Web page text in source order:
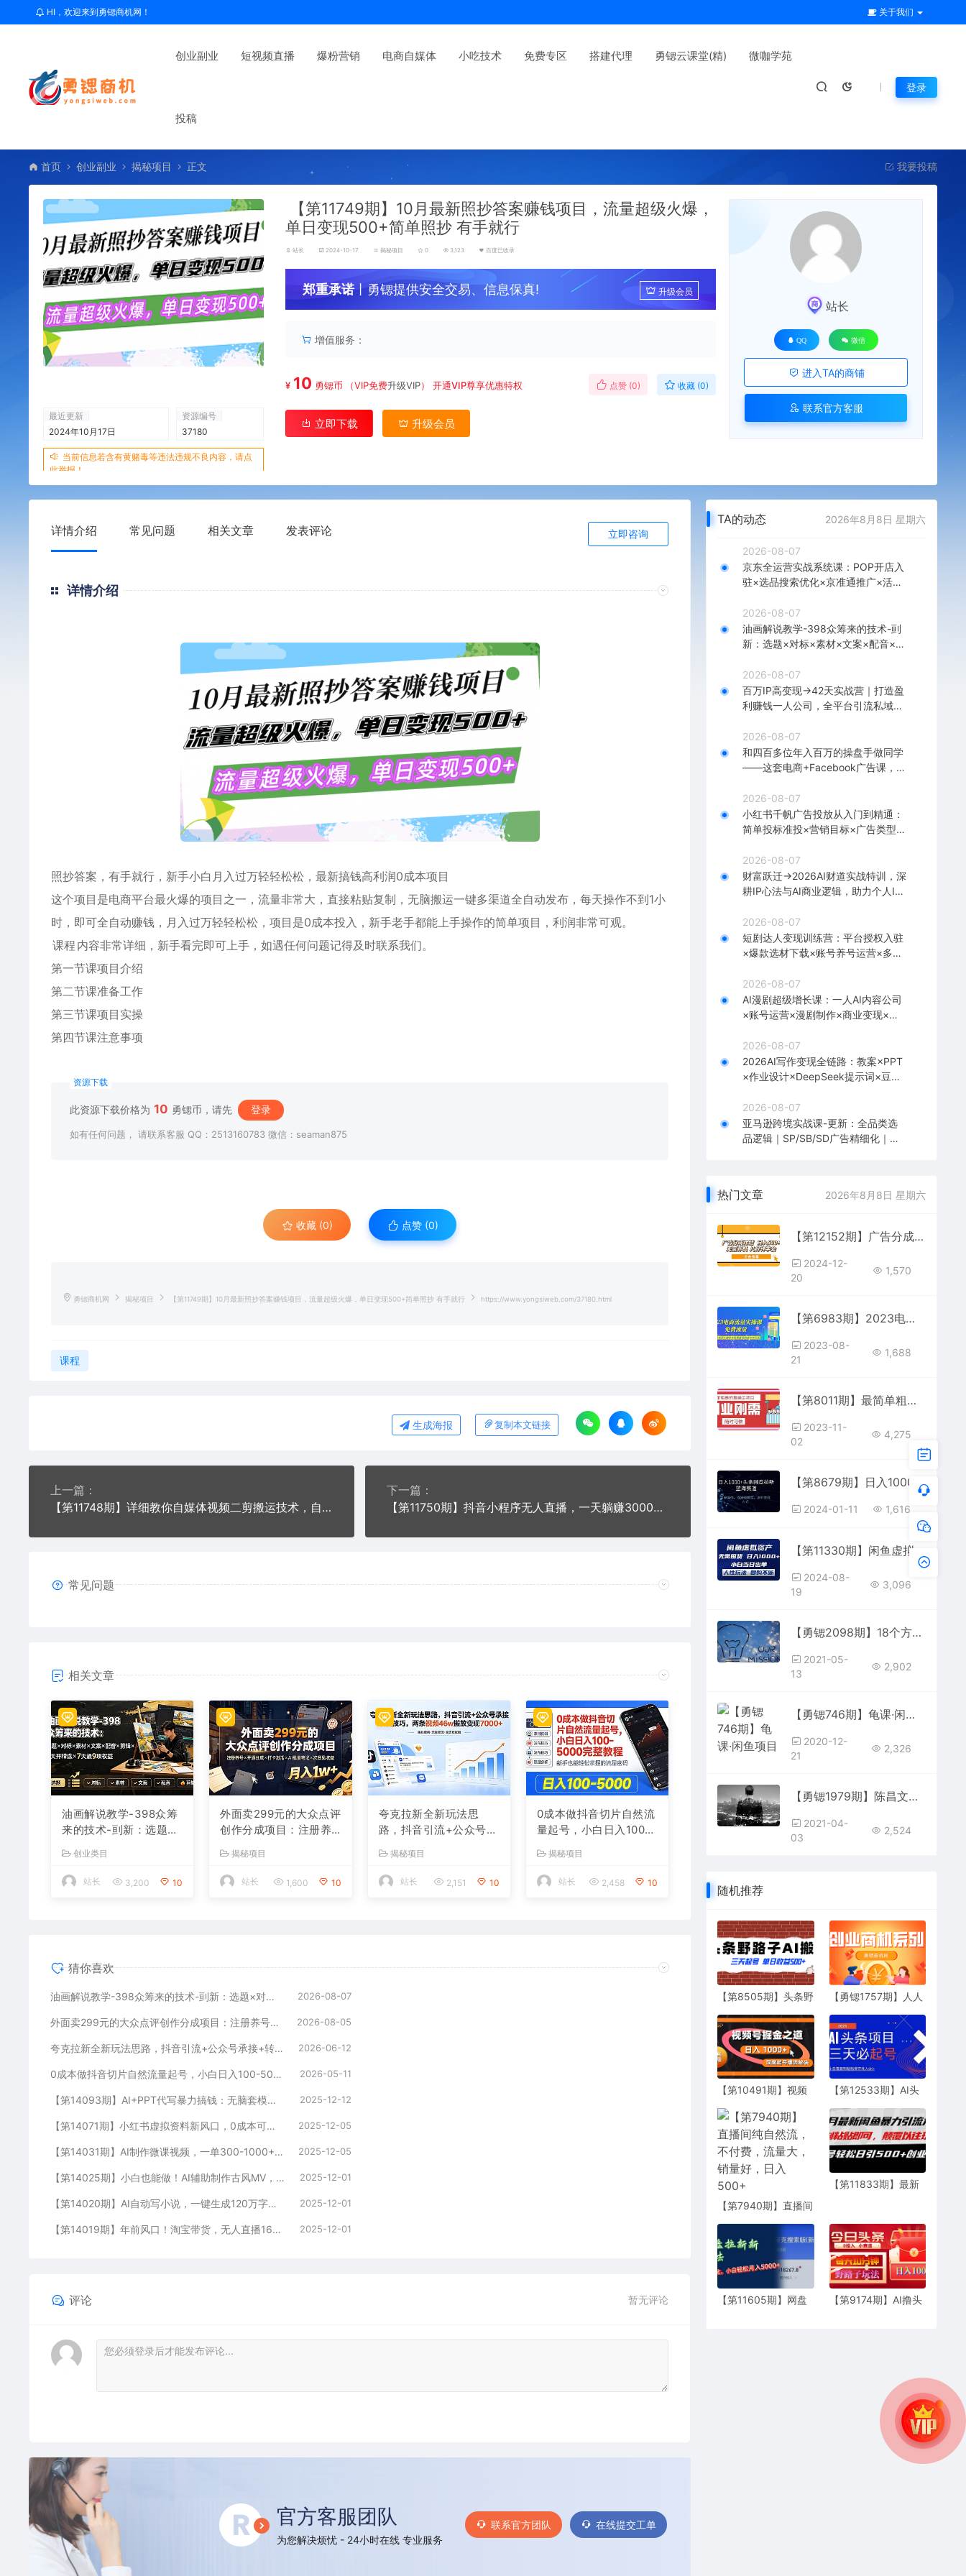
HI，欢迎来到勇锶商机网！ 关于我们
创业副业 短视频直播 爆粉营销 电商自媒体 小吃技术 免费专区 搭建代理 勇锶云课堂(精) 微咖学苑
投稿
登录
首页 创业副业 揭秘项目 正文 我要投稿
最近更新
2024年10月17日
资源编号
37180
当前信息若含有黄赌毒等违法违规不良内容，请点
此举报！
【第11749期】10月最新照抄答案赚钱项目，流量超级火爆，
单日变现500+简单照抄 有手就行
站长 2024-10-17 揭秘项目 0 3,123 百度已收录
郑重承诺丨勇锶提供安全交易、信息保真! 升级会员
增值服务：
¥ 10 勇锶币 （VIP免费升级VIP）开通VIP尊享优惠特权 点赞 (0) 收藏 (0)
立即下载 升级会员
站长
QQ 微信
进入TA的商铺
联系官方客服
详情介绍 常见问题 相关文章 发表评论 立即咨询
详情介绍
照抄答案，有手就行，新手小白月入过万轻轻松松，最新搞钱高利润0成本项目
这个项目是电商平台最火爆的项目之一，流量非常大，直接粘贴复制，无脑搬运一键多渠道全自动发布，每天操作不到1小
时，即可全自动赚钱，月入过万轻轻松松，项目是0成本投入，新手老手都能上手操作的简单项目，利润非常可观。
课程 内容非常详细，新手看完即可上手，如遇任何问题记得及时联系我们。
第一节课项目介绍
第二节课准备工作
第三节课项目实操
第四节课注意事项
资源下载
此资源下载价格为 10 勇锶币，请先 登录
如有任何问题， 请联系客服 QQ：2513160783 微信：seaman875
收藏 (0) 点赞 (0)
勇锶商机网 揭秘项目 【第11749期】10月最新照抄答案赚钱项目，流量超级火爆，单日变现500+简单照抄 有手就行 https://www.yongsiweb.com/37180.html
课程
生成海报 复制本文链接
上一篇：
【第11748期】详细教你自媒体视频二剪搬运技术，自己加工100%过原创，无脑搬运
下一篇：
【第11750期】抖音小程序无人直播，一天躺赚3000+，0粉手机可搭建
常见问题
相关文章
油画解说教学-398众筹
来的技术-刯新：选题×
剪辑×2天开精选×7天通
9项权益
创业类目
站长 3,200 10
外面卖299元的大众点评
创作分成项目：注册养
×AI批量笔记×次日见收
益，月入1w+
揭秘项目
站长 1,600 10
夸克拉新全新玩法思
路，抖音引流+公众号承
46w播放 变现7000+
揭秘项目
站长 2,151 10
0成本做抖音切片自然流
量起号，小白日入100-5
揭秘项目
站长 2,458 10
猜你喜欢
油画解说教学-398众筹来的技术-刯新：选题×对标×素材×文案×配音×剪辑×2天开精选×7天通9项权益 2026-08-07
外面卖299元的大众点评创作分成项目：注册养号×开通分成×打卡激活×AI批量笔记×次日见收益，月入1w+ 2026-08-05
夸克拉新全新玩法思路，抖音引流+公众号承接+转化技巧，两条视频46w播放 变现7000+ 2026-06-12
0成本做抖音切片自然流量起号，小白日入100-5000 2026-05-11
【第14093期】AI+PPT代写暴力搞钱：无脑套模板月入2万+，月入1-3万实战手册 2025-12-12
【第14071期】小红书虚拟资料新风口，0成本可复制，一人多店跑出稳定1000+玩法 2025-12-05
【第14031期】AI制作微课视频，一单300-1000+，蓝海项目，单子做不完，提供接单渠道！ 2025-12-05
【第14025期】小白也能做！AI辅助制作古风MV，小红薯一单100 2025-12-01
【第14020期】AI自动写小说，一键生成120万字，普通人每月也能躺赚2w+ 2025-12-01
【第14019期】年前风口！淘宝带货，无人直播160小时卖了6万！ 2025-12-01
评论 暂无评论
官方客服团队
为您解决烦忧 - 24小时在线 专业服务
联系官方团队 在线提交工单
TA的动态 2026年8月8日 星期六
2026-08-07
京东全运营实战系统课：POP开店入
驻×选品搜索优化×京准通推广×活动
2026-08-07
油画解说教学-398众筹来的技术-刯
新：选题×对标×素材×文案×配音×剪
2026-08-07
百万IP高变现→42天实战营｜打造盈
利赚钱一人公司，全平台引流私域转
2026-08-07
和四百多位年入百万的操盘手做同学
——这套电商+Facebook广告课，让
2026-08-07
小红书千帆广告投放从入门到精通：
简单投标准投×营销目标×广告类型×
2026-08-07
财富跃迁→2026AI财道实战特训，深
耕IP心法与AI商业逻辑，助力个人IP
2026-08-07
短剧达人变现训练营：平台授权入驻
×爆款选材下载×账号养号运营×多平
2026-08-07
AI漫剧超级增长课：一人AI内容公司
×账号运营×漫剧制作×商业变现×从0
2026-08-07
2026AI写作变现全链路：教案×PPT
×作业设计×DeepSeek提示词×豆包
賺钱
2026-08-07
亚马逊跨境实战课-更新：全品类选
品逻辑｜SP/SB/SD广告精细化｜新
热门文章 2026年8月8日 星期六
【第12152期】广告分成计划 日入500+ 无需养机 几分钟学会
2024-12-
20
1,570
【第6983期】2023电商流量实操课-免费流量，学会可收获正确打开免费流量的技巧和方法
2023-08-
21
1,688
【第8011期】最简单粗暴的撸美金项目 会打字就能轻松赚美金
2023-11-
02
4,275
【第8679期】日入1000+头条网盘拉新蓝海赛道，简单操作，保姆级教程，多种变现方式
2024-01-11 1,616
2024-08-
19
3,096
【勇锶2098期】18个方法帮你提升用户忠诚度，让用户对你的产品着迷
2021-05-
13
2,902
【勇锶746期】龟课·闲鱼项目玩法实战班第12期，操作10天左右利润有8000元细节玩法
2020-12-
21
2,326
【勇锶1979期】陈昌文创业 创业就是搞流量
2021-04-
03
2,524
随机推荐
【第8505期】头条野
实类超级蓝海项目
【勇锶1757期】人人
到实战21天从区块链
“小白”到资深
wanjia(20节视频)
【第10491期】视频
析起号爆流秘诀，轻
松实现日入 1000+
【第12533期】AI头
创情感故事，每天搬
砖10分钟
【第7940期】直播间
流量大，销量好，日
入500+
【第11833期】最新
玩法 单号轻松日引
500+创业粉
【第11605期】网盘
【第9174期】AI撸头